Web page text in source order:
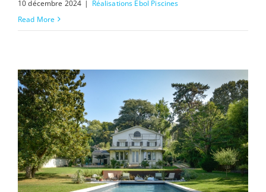
10 décembre 2024 | Réalisations Ebol Piscines
Read More